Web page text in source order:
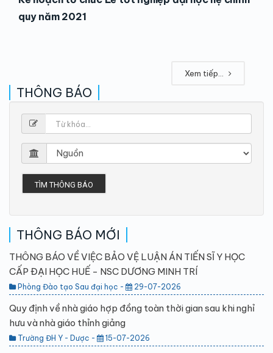
quy năm 2021
Xem tiếp...
THÔNG BÁO
TÌM THÔNG BÁO
THÔNG BÁO MỚI
THÔNG BÁO VỀ VIỆC BẢO VỆ LUẬN ÁN TIẾN SĨ Y HỌC
CẤP ĐẠI HỌC HUẾ - NSC DƯƠNG MINH TRÍ
Phòng Đào tạo Sau đại học - 29-07-2026
Quy định về nhà giáo hợp đồng toàn thời gian sau khi nghỉ
hưu và nhà giáo thỉnh giảng
Trường ĐH Y - Dược - 15-07-2026